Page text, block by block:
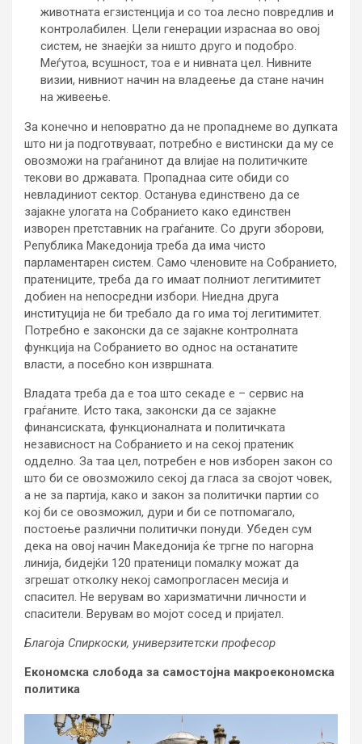
животната егзистенција и со тоа лесно повредлив и
контролабилен. Цели генерации израснаа во овој
систем, не знаејќи за ништо друго и подобро.
Меѓутоа, всушност, тоа е и нивната цел. Нивните
визии, нивниот начин на владеење да стане начин
на живеење.
За конечно и неповратно да не пропаднеме во дупката
што ни ја подготвуваат, потребно е вистински да му се
овозможи на граѓанинот да влијае на политичките
текови во државата. Пропаднаа сите обиди со
невладиниот сектор. Останува единствено да се
зајакне улогата на Собранието како единствен
изворен претставник на граѓаните. Со други зборови,
Република Македонија треба да има чисто
парламентарен систем. Само членовите на Собранието,
пратениците, треба да го имаат полниот легитимитет
добиен на непосредни избори. Ниедна друга
институција не би требало да го има тој легитимитет.
Потребно е законски да се зајакне контролната
функција на Собранието во однос на останатите
власти, а посебно кон извршната.
Владата треба да е тоа што секаде е – сервис на
граѓаните. Исто така, законски да се зајакне
финансиската, функционалната и политичката
независност на Собранието и на секој пратеник
одделно. За таа цел, потребен е нов изборен закон со
што би се овозможило секој да гласа за својот човек,
а не за партија, како и закон за политички партии со
кој би се овозможил, дури и би се потпомагало,
постоење различни политички понуди. Убеден сум
дека на овој начин Македонија ќе тргне по нагорна
линија, бидејќи 120 пратеници помалку можат да
згрешат отколку некој самопрогласен месија и
спасител. Не верувам во харизматични личности и
спасители. Верувам во мојот сосед и пријател.
Благоја Спиркоски, универзитетски професор
Економска слобода за самостојна макроекономска
политика